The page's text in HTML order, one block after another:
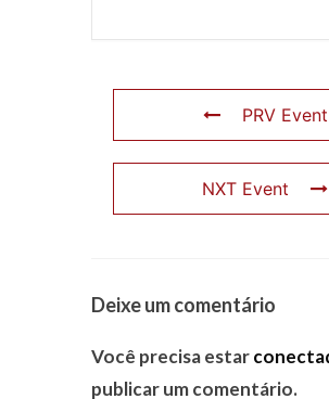
PRV Event
NXT Event
Deixe um comentário
Você precisa estar
publicar um comentário.